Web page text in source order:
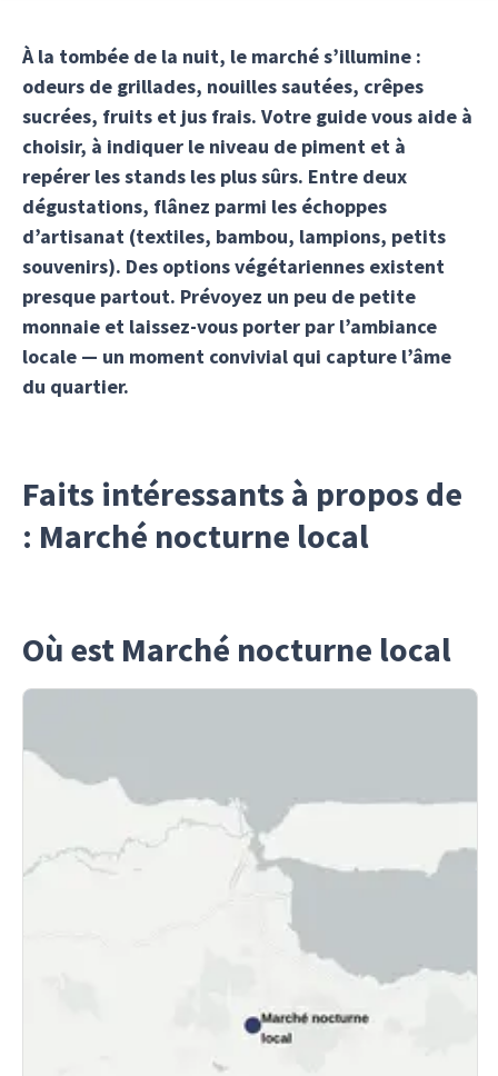
À la tombée de la nuit, le marché s’illumine :
odeurs de grillades, nouilles sautées, crêpes
sucrées, fruits et jus frais. Votre guide vous aide à
choisir, à indiquer le niveau de piment et à
repérer les stands les plus sûrs. Entre deux
dégustations, flânez parmi les échoppes
d’artisanat (textiles, bambou, lampions, petits
souvenirs). Des options végétariennes existent
presque partout. Prévoyez un peu de petite
monnaie et laissez-vous porter par l’ambiance
locale — un moment convivial qui capture l’âme
du quartier.
Faits intéressants à propos de
: Marché nocturne local
Où est Marché nocturne local